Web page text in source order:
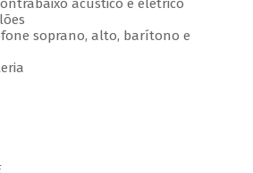
acústico e elétrico
soprano, alto, barítono e